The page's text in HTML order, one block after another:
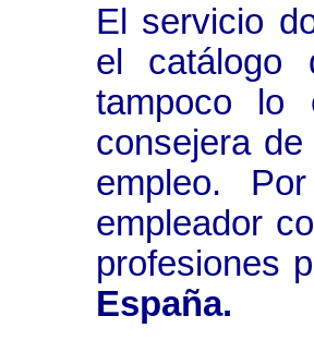
El servicio
el catálogo
tampoco
consejera
empleo.
empleador
profesiones
España.